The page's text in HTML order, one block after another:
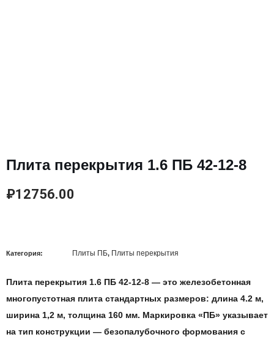
Плита перекрытия 1.6 ПБ 42-12-8
₽12756.00
Категория: Плиты ПБ, Плиты перекрытия
Плита перекрытия 1.6 ПБ 42-12-8 — это железобетонная
многопустотная плита стандартных размеров: длина 4.2 м,
ширина 1,2 м, толщина 160 мм. Маркировка «ПБ» указывает
на тип конструкции — безопалубочного формования с